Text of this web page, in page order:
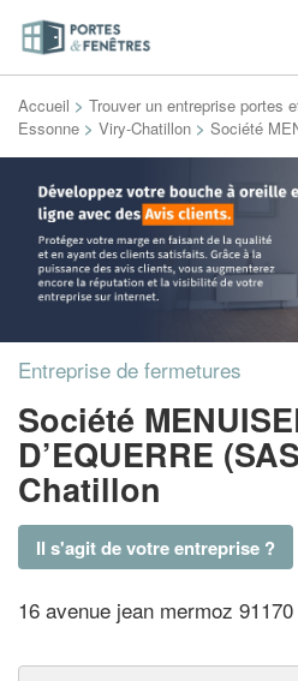
Accueil > Trouver un entreprise portes
Essonne > Viry-Chatillon > Société
Entreprise de fermetures
Société
D’EQUERRE
Chatillon
Il s'agit de votre entreprise ?
16 avenue jean mermoz